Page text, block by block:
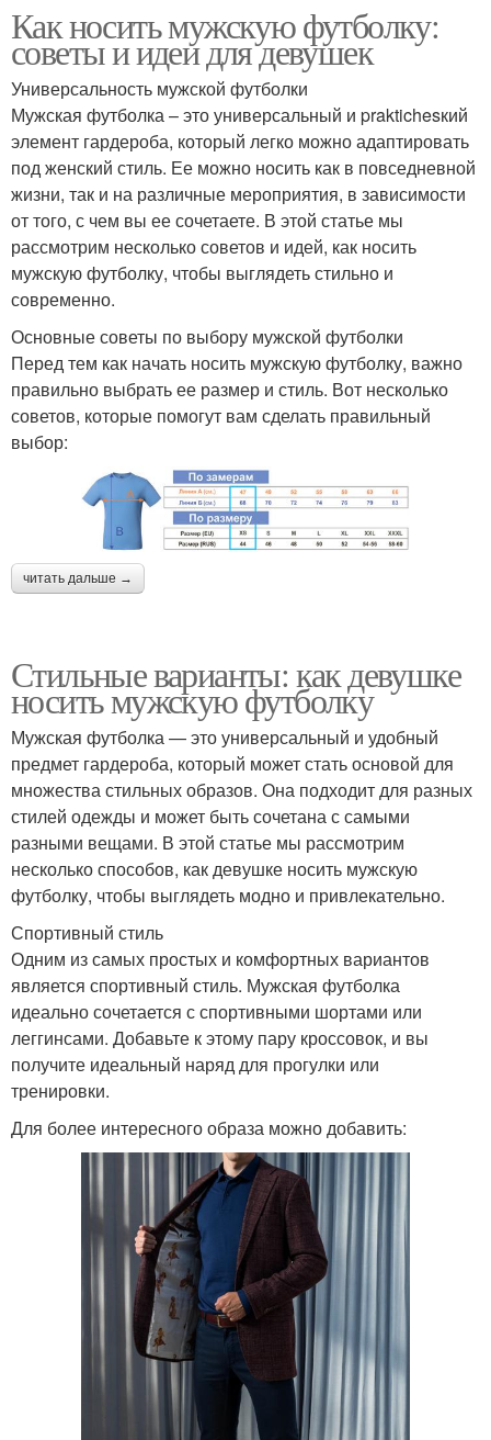
Как носить мужскую футболку:
советы и идеи для девушек
Универсальность мужской футболки
Мужская футболка – это универсальный и praktichesкий
элемент гардероба, который легко можно адаптировать
под женский стиль. Ее можно носить как в повседневной
жизни, так и на различные мероприятия, в зависимости
от того, с чем вы ее сочетаете. В этой статье мы
рассмотрим несколько советов и идей, как носить
мужскую футболку, чтобы выглядеть стильно и
современно.
Основные советы по выбору мужской футболки
Перед тем как начать носить мужскую футболку, важно
правильно выбрать ее размер и стиль. Вот несколько
советов, которые помогут вам сделать правильный
выбор:
читать дальше →
Стильные варианты: как девушке
носить мужскую футболку
Мужская футболка — это универсальный и удобный
предмет гардероба, который может стать основой для
множества стильных образов. Она подходит для разных
стилей одежды и может быть сочетана с самыми
разными вещами. В этой статье мы рассмотрим
несколько способов, как девушке носить мужскую
футболку, чтобы выглядеть модно и привлекательно.
Спортивный стиль
Одним из самых простых и комфортных вариантов
является спортивный стиль. Мужская футболка
идеально сочетается с спортивными шортами или
леггинсами. Добавьте к этому пару кроссовок, и вы
получите идеальный наряд для прогулки или
тренировки.
Для более интересного образа можно добавить: